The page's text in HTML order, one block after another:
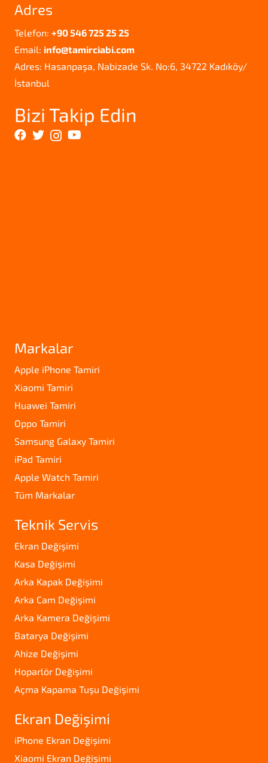
Adres
Telefon: +90 546 725 25 25
Email: info@tamirciabi.com
Adres: Hasanpaşa, Nabizade Sk. No:6, 34722 Kadıköy/
İstanbul
Bizi Takip Edin
Markalar
Apple iPhone Tamiri
Xiaomi Tamiri
Huawei Tamiri
Oppo Tamiri
Samsung Galaxy Tamiri
iPad Tamiri
Apple Watch Tamiri
Tüm Markalar
Teknik Servis
Ekran Değişimi
Kasa Değişimi
Arka Kapak Değişimi
Arka Cam Değişimi
Arka Kamera Değişimi
Batarya Değişimi
Ahize Değişimi
Hoparlör Değişimi
Açma Kapama Tuşu Değişimi
Ekran Değişimi
iPhone Ekran Değişimi
Xiaomi Ekran Değişimi